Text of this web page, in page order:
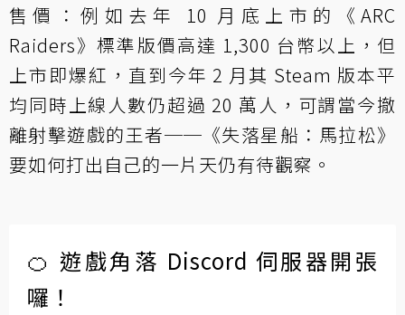
售價：例如去年 10 月底上市的《ARC
Raiders》標準版價高達 1,300 台幣以上，但
上市即爆紅，直到今年 2 月其 Steam 版本平
均同時上線人數仍超過 20 萬人，可謂當今撤
離射擊遊戲的王者──《失落星船：馬拉松》
要如何打出自己的一片天仍有待觀察。
🍊 遊戲角落 Discord 伺服器開張
囉！